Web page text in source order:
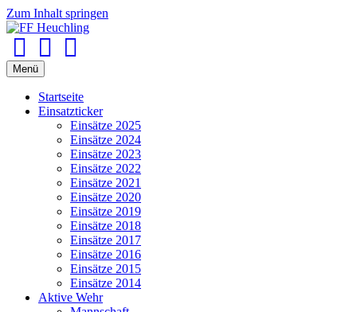
Zum Inhalt springen
Menü
Startseite
Einsatzticker
Einsätze 2025
Einsätze 2024
Einsätze 2023
Einsätze 2022
Einsätze 2021
Einsätze 2020
Einsätze 2019
Einsätze 2018
Einsätze 2017
Einsätze 2016
Einsätze 2015
Einsätze 2014
Aktive Wehr